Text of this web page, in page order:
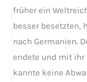
früher ein
besser besetzten,
nach Germanien.
endete und mit ihr
kannte keine